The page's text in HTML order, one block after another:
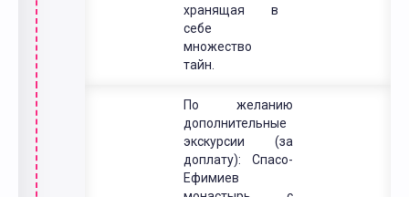
хранящая в
себе
множество
тайн.
По желанию
дополнительные
экскурсии (за
доплату): Спасо-
Ефимиев